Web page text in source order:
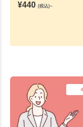
¥440 (税込)~